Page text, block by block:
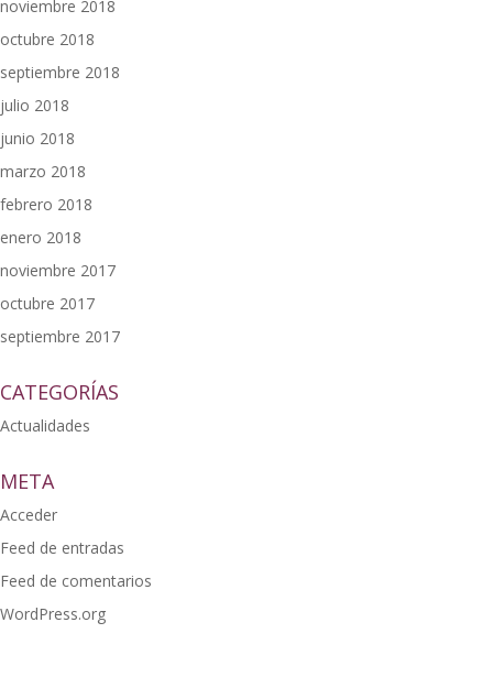
noviembre 2018
octubre 2018
septiembre 2018
julio 2018
junio 2018
marzo 2018
febrero 2018
enero 2018
noviembre 2017
octubre 2017
septiembre 2017
CATEGORÍAS
Actualidades
META
Acceder
Feed de entradas
Feed de comentarios
WordPress.org